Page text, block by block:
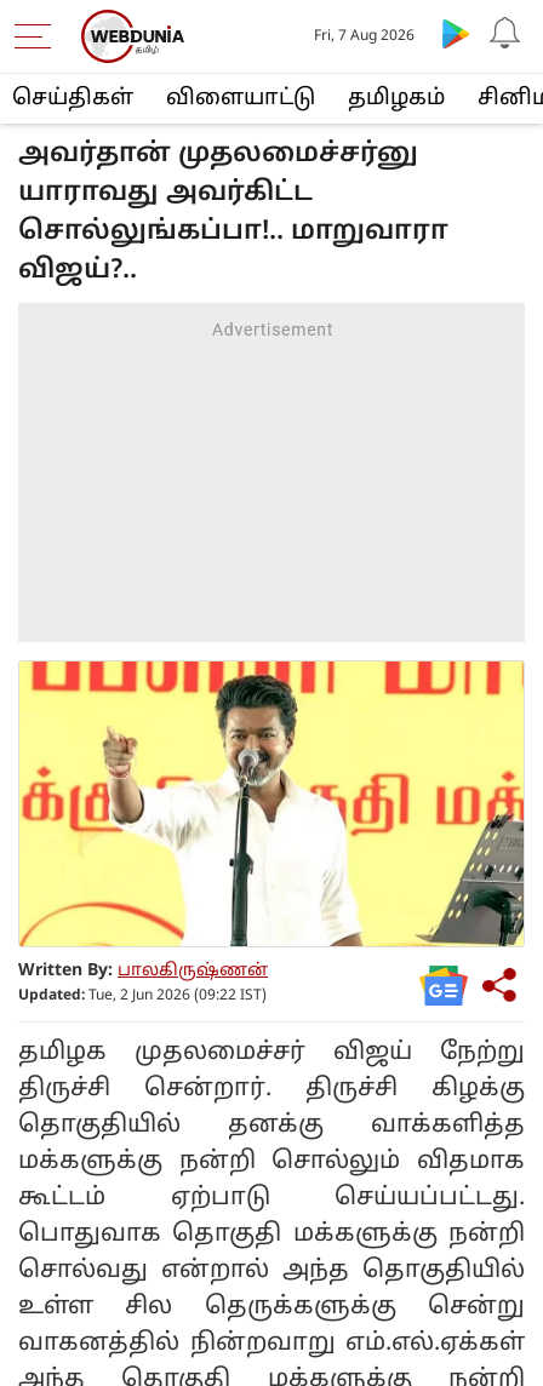
செய்திகள் விளையா‌ட்டு த‌மிழக‌ம்
Fri, 7 Aug 2026
அவர்தான் முதலமைச்சர்னு
யாராவது அவர்கிட்ட
சொல்லுங்கப்பா!.. மாறுவாரா
விஜய்?..
Written By: பாலகிருஷ்ணன்
Updated: Tue, 2 Jun 2026 (09:22 IST)
தமிழக முதலமைச்சர் விஜய் நேற்று
திருச்சி சென்றார். திருச்சி கிழக்கு
தொகுதியில் தனக்கு வாக்களித்த
மக்களுக்கு நன்றி சொல்லும் விதமாக
கூட்டம் ஏற்பாடு செய்யப்பட்டது.
பொதுவாக தொகுதி மக்களுக்கு நன்றி
சொல்வது என்றால் அந்த தொகுதியில்
உள்ள சில தெருக்களுக்கு சென்று
வாகனத்தில் நின்றவாறு எம்.எல்.ஏக்கள்
அந்த தொகுதி மக்களுக்கு நன்றி